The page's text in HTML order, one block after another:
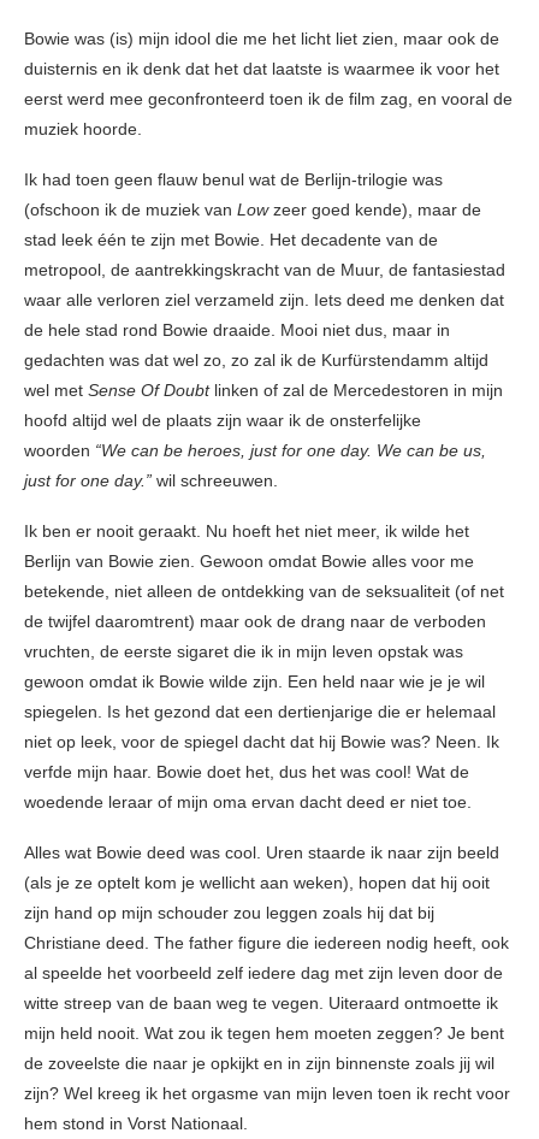
Bowie was (is) mijn idool die me het licht liet zien, maar ook de
duisternis en ik denk dat het dat laatste is waarmee ik voor het
eerst werd mee geconfronteerd toen ik de film zag, en vooral de
muziek hoorde.
Ik had toen geen flauw benul wat de Berlijn-trilogie was
(ofschoon ik de muziek van Lowzeer goed kende), maar de
stad leek één te zijn met Bowie. Het decadente van de
metropool, de aantrekkingskracht van de Muur, de fantasiestad
waar alle verloren ziel verzameld zijn. Iets deed me denken dat
de hele stad rond Bowie draaide. Mooi niet dus, maar in
gedachten was dat wel zo, zo zal ik de Kurfürstendamm altijd
wel met Sense Of Doubtlinken of zal de Mercedestoren in mijn
hoofd altijd wel de plaats zijn waar ik de onsterfelijke
woorden “We can be heroes, just for one day. We can be us,
just for one day.” wil schreeuwen.
Ik ben er nooit geraakt. Nu hoeft het niet meer, ik wilde het
Berlijn van Bowie zien. Gewoon omdat Bowie alles voor me
betekende, niet alleen de ontdekking van de seksualiteit (of net
de twijfel daaromtrent) maar ook de drang naar de verboden
vruchten, de eerste sigaret die ik in mijn leven opstak was
gewoon omdat ik Bowie wilde zijn. Een held naar wie je je wil
spiegelen. Is het gezond dat een dertienjarige die er helemaal
niet op leek, voor de spiegel dacht dat hij Bowie was? Neen. Ik
verfde mijn haar. Bowie doet het, dus het was cool! Wat de
woedende leraar of mijn oma ervan dacht deed er niet toe.
Alles wat Bowie deed was cool. Uren staarde ik naar zijn beeld
(als je ze optelt kom je wellicht aan weken), hopen dat hij ooit
zijn hand op mijn schouder zou leggen zoals hij dat bij
Christiane deed. The father figure die iedereen nodig heeft, ook
al speelde het voorbeeld zelf iedere dag met zijn leven door de
witte streep van de baan weg te vegen. Uiteraard ontmoette ik
mijn held nooit. Wat zou ik tegen hem moeten zeggen? Je bent
de zoveelste die naar je opkijkt en in zijn binnenste zoals jij wil
zijn? Wel kreeg ik het orgasme van mijn leven toen ik recht voor
hem stond in Vorst Nationaal.